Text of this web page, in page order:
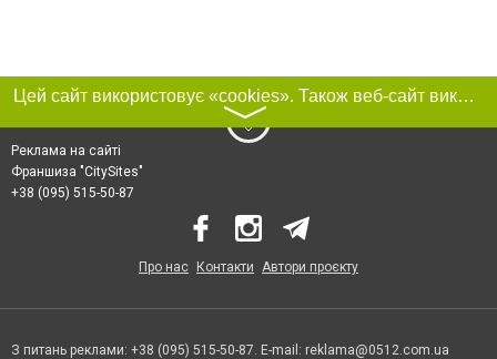
Цей сайт використовує «cookies». Також веб-сайт використовує інтернет-сервіс для збору технічних даних стосовно відвідувачів з метою отримання маркетингової та статистичної інформації. Умови обробки даних відвідувачів сайту див.
〉
Реклама на сайті
Франшиза "CitySites"
+38 (095) 515-50-87
Про нас Контакти Автори проєкту
З питань реклами: +38 (095) 515-50-87. E-mail: reklama@0512.com.ua